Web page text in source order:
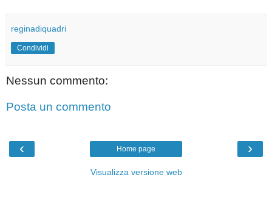
reginadiquadri
Condividi
Nessun commento:
Posta un commento
‹ ›
Home page
Visualizza versione web